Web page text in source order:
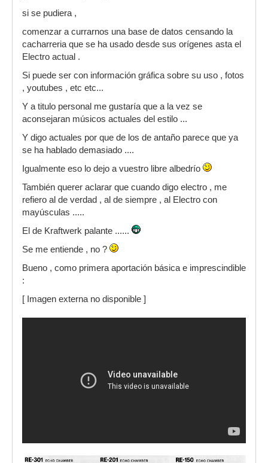
si se pudiera ,
comenzar a currarnos una base de datos censando la
cacharreria que se ha usado desde sus orígenes asta el
Electro actual .
Si puede ser con información gráfica sobre su uso , fotos
, youtubes , etc etc...
Y a titulo personal me gustaría que a la vez se
aconsejaran músicos actuales del estilo ...
Y digo actuales por que de los de antaño parece que ya
se ha hablado demasiado ....
Igualmente eso lo dejo a vuestro libre albedrío
También querer aclarar que cuando digo electro , me
refiero al de verdad , al de siempre , al Electro con
mayúsculas .....
El de Kraftwerk palante ......
Se me entiende , no ?
Bueno , como primera aportación básica e imprescindible
:
[ Imagen externa no disponible ]